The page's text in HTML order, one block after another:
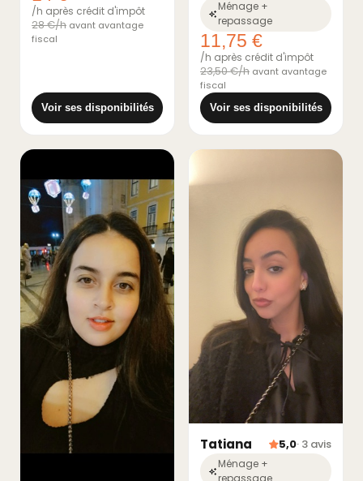
/h après crédit d'impôt
28 €/h avant avantage
fiscal
Voir ses disponibilités
Ménage +
repassage
11,75 €
/h après crédit d'impôt
23,50 €/h avant avantage
fiscal
Voir ses disponibilités
Tatiana 5,0· 3 avis
Ménage +